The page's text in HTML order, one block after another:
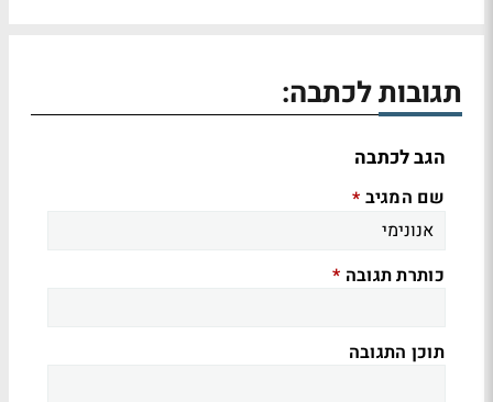
תגובות לכתבה:
הגב לכתבה
שם המגיב *
כותרת תגובה *
תוכן התגובה